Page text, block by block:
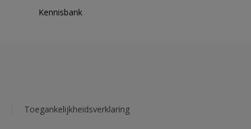
Kennisbank
Toegankelijkheidsverklaring